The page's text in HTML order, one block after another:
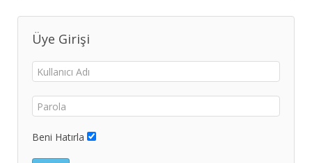
Metabolik Sendrom Denen İllet
Reflü Tedavisi
Sağlıklı Bir Şekilde Kilo Vermenin Sırları
Yeni Getirilen Düzenlemer Doktorların Gelirlerini Nasıl
Etkileyecek
Zayıflamada Devrim MLS Yöntemi
Ameliyathanede Kolbastı
Üye Girişi
Beni Hatırla